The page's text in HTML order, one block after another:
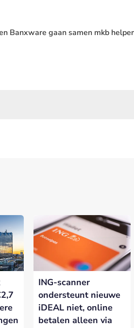
Banxware gaan samen mkb
ING-scanner
ondersteunt nieuwe
iDEAL niet, online
betalen alleen via